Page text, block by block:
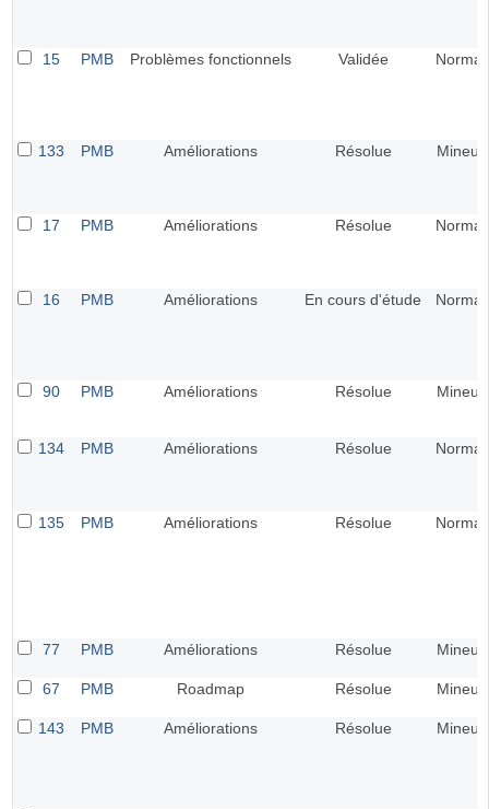
15 PMB Problèmes fonctionnels Validée Normal
133 PMB Améliorations Résolue Mineur
17 PMB Améliorations Résolue Normal
16 PMB Améliorations En cours d'étude Normal
90 PMB Améliorations Résolue Mineur
134 PMB Améliorations Résolue Normal
135 PMB Améliorations Résolue Normal
77 PMB Améliorations Résolue Mineur
67 PMB Roadmap Résolue Mineur
143 PMB Améliorations Résolue Mineur